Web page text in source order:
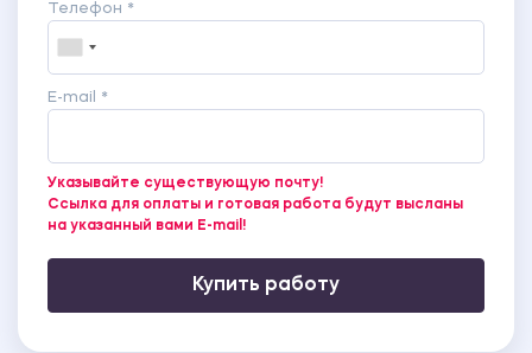
Телефон *
E-mail *
Указывайте существующую почту!
Ссылка для оплаты и готовая работа будут высланы
на указанный вами E-mail!
Купить работу